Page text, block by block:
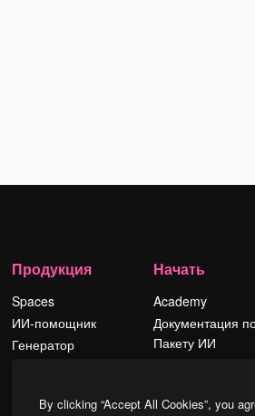
Продукция
Spaces
ИИ-помощник
Генератор
Начать
Academy
Документация
Пакету ИИ
Условия и
By clicking “Accept All Cookies”, you